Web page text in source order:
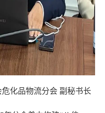
化品物流分会 副秘书长